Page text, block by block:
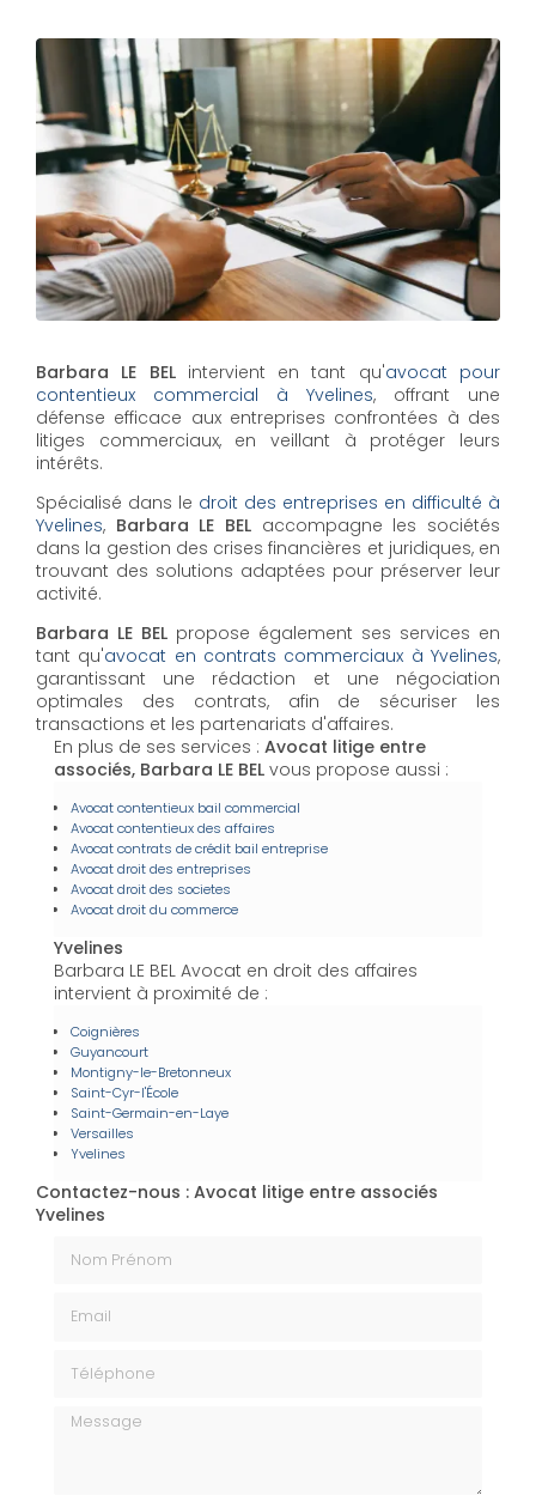
Barbara LE BELintervient en tant qu'avocat pour
contentieux commercial à Yvelines, offrant une
défense efficace aux entreprises confrontées à des
litiges commerciaux, en veillant à protéger leurs
intérêts.
Spécialisé dans le droit des entreprises en difficulté à
Yvelines, Barbara LE BEL accompagne les sociétés
dans la gestion des crises financières et juridiques, en
trouvant des solutions adaptées pour préserver leur
activité.
Barbara LE BEL propose également ses services en
tant qu'avocat en contrats commerciaux à Yvelines,
garantissant une rédaction et une négociation
optimales des contrats, afin de sécuriser les
transactions et les partenariats d'affaires.
En plus de ses services : Avocat litige entre
associés, Barbara LE BEL vous propose aussi :
Avocat contentieux bail commercial
Avocat contentieux des affaires
Avocat contrats de crédit bail entreprise
Avocat droit des entreprises
Avocat droit des societes
Avocat droit du commerce
Yvelines
Barbara LE BEL Avocat en droit des affaires
intervient à proximité de :
Coignières
Guyancourt
Montigny-le-Bretonneux
Saint-Cyr-l'École
Saint-Germain-en-Laye
Versailles
Yvelines
Contactez-nous : Avocat litige entre associés
Yvelines
Message